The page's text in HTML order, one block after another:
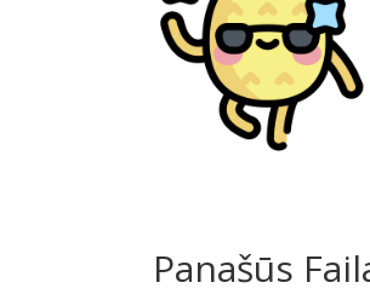
Panašūs